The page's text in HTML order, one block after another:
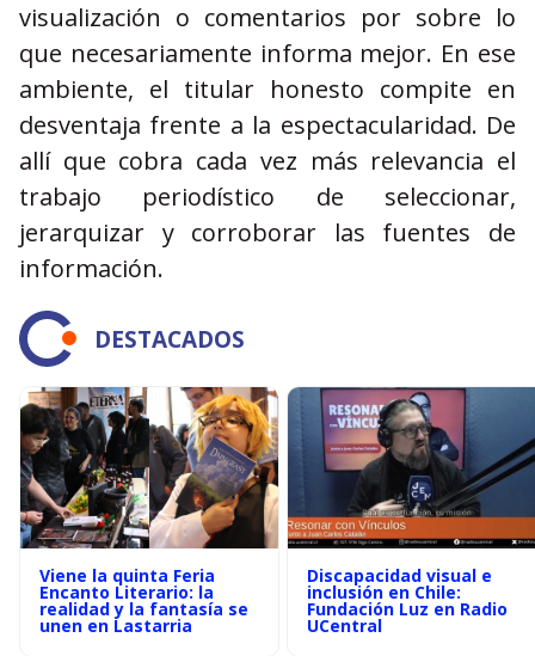
visualización o comentarios por sobre lo
que necesariamente informa mejor. En ese
ambiente, el titular honesto compite en
desventaja frente a la espectacularidad. De
allí que cobra cada vez más relevancia el
trabajo periodístico de seleccionar,
jerarquizar y corroborar las fuentes de
información.
DESTACADOS
Viene la quinta Feria
Encanto Literario: la
realidad y la fantasía se
unen en Lastarria
Discapacidad visual e
inclusión en Chile:
Fundación Luz en Radio
UCentral